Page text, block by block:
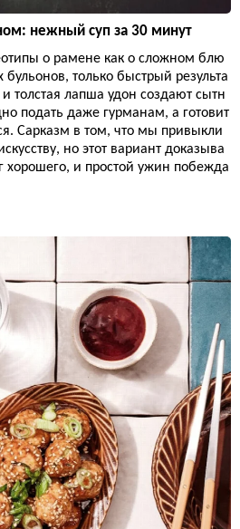
нежный суп за 30 минут
о рамене как о сложном блю
только быстрый результа
толстая лапша удон создают сытн
подать даже гурманам, а готовит
Сарказм в том, что мы привыкли
но этот вариант доказыва
хорошего, и простой ужин побежда